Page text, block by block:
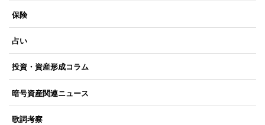
保険
占い
投資・資産形成コラム
暗号資産関連ニュース
歌詞考察